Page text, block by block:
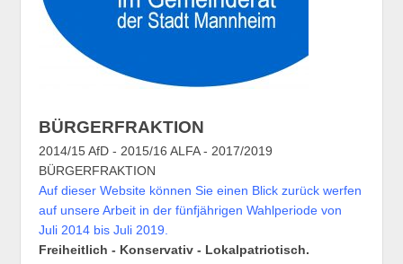
BÜRGERFRAKTION
2014/15 AfD - 2015/16 ALFA - 2017/2019
BÜRGERFRAKTION
Auf dieser Website können Sie einen Blick zurück werfen
auf unsere Arbeit in der fünfjährigen Wahlperiode von
Juli 2014 bis Juli 2019.
Freiheitlich - Konservativ - Lokalpatriotisch.